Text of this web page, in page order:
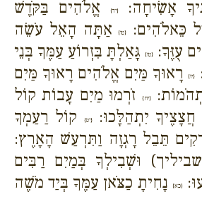
אָשִׂיחָה:{יד}
אֱלֹהִים בַּקֹּדֶשׁ
כֵּאלֹהִים:
{טו}אַתָּה הָאֵל עֹשֵׂה
עֻזֶּךָ:
{טז} גָּאַלְתָּ בִּזְרוֹעַ עַמֶּךָ בְּנֵי
{יז}רָאוּךָ מַּיִם אֱלֹהִים רָאוּךָ מַּיִם
תְהֹמוֹת:{יח}
זֹרְמוּ מַיִם עָבוֹת קוֹל
חֲצָצֶיךָ יִתְהַלָּכוּ:{יט}
קוֹל רַעַמְךָ
תֵּבֵל רָגְזָה וַתִּרְעַשׁ הָאָרֶץ:
וּשְׁבִילְךָ בְּמַיִם רַבִּים
{כא} נָחִיתָ כַצֹּאן עַמֶּךָ בְּיַד מֹשֶׁה